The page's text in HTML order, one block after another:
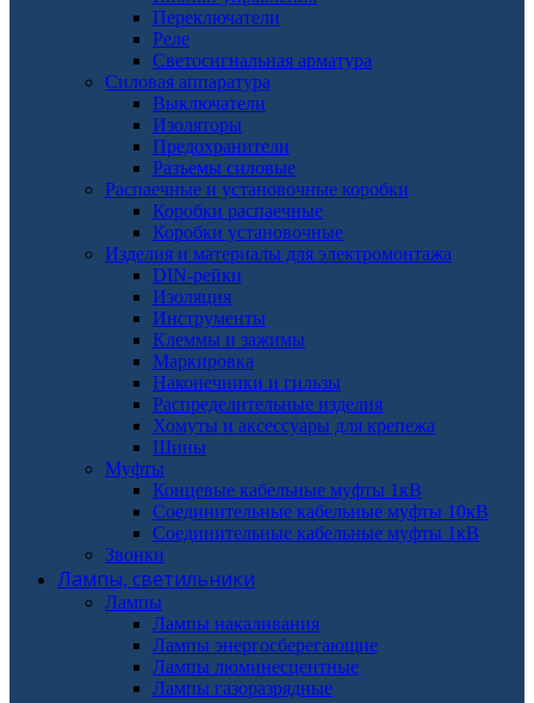
Переключатели
Реле
Светосигнальная арматура
Силовая аппаратура
Выключатели
Изоляторы
Предохранители
Разъемы силовые
Распаечные и установочные коробки
Коробки распаечные
Коробки установочные
Изделия и материалы для электромонтажа
DIN-рейки
Изоляция
Инструменты
Клеммы и зажимы
Маркировка
Наконечники и гильзы
Распределительные изделия
Хомуты и аксессуары для крепежа
Шины
Муфты
Концевые кабельные муфты 1кВ
Соединительные кабельные муфты 10кВ
Соединительные кабельные муфты 1кВ
Звонки
Лампы, светильники
Лампы
Лампы накаливания
Лампы энергосберегающие
Лампы люминесцентные
Лампы газоразрядные